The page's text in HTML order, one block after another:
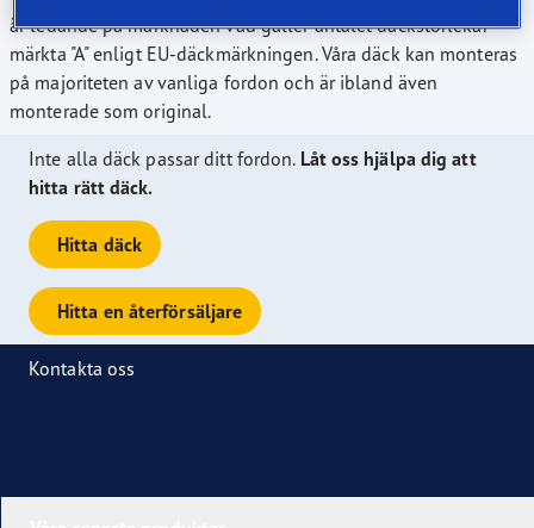
är ledande på marknaden vad gäller antalet däckstorlekar
märkta "A" enligt EU-däckmärkningen. Våra däck kan monteras
på majoriteten av vanliga fordon och är ibland även
monterade som original.
Inte alla däck passar ditt fordon. Låt oss hjälpa dig att
hitta rätt däck.
Hitta däck
Hitta en återförsäljare
Kontakta oss